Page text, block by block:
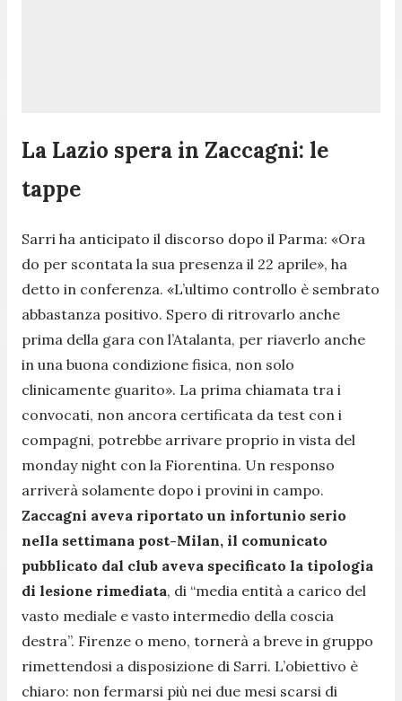
La Lazio spera in Zaccagni: le
tappe
Sarri ha anticipato il discorso dopo il Parma: «Ora
do per scontata la sua presenza il 22 aprile», ha
detto in conferenza. «L’ultimo controllo è sembrato
abbastanza positivo. Spero di ritrovarlo anche
prima della gara con l’Atalanta, per riaverlo anche
in una buona condizione fisica, non solo
clinicamente guarito». La prima chiamata tra i
convocati, non ancora certificata da test con i
compagni, potrebbe arrivare proprio in vista del
monday night con la Fiorentina. Un responso
arriverà solamente dopo i provini in campo.
Zaccagni aveva riportato un infortunio serio
nella settimana post-Milan, il comunicato
pubblicato dal club aveva specificato la tipologia
di lesione rimediata, di “media entità a carico del
vasto mediale e vasto intermedio della coscia
destra”. Firenze o meno, tornerà a breve in gruppo
rimettendosi a disposizione di Sarri. L’obiettivo è
chiaro: non fermarsi più nei due mesi scarsi di